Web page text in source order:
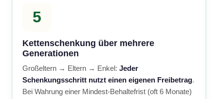
5
Kettenschenkung über mehrere
Generationen
Großeltern → Eltern → Enkel: Jeder
Schenkungsschritt nutzt einen eigenen Freibetrag.
Bei Wahrung einer Mindest-Behaltefrist (oft 6 Monate)